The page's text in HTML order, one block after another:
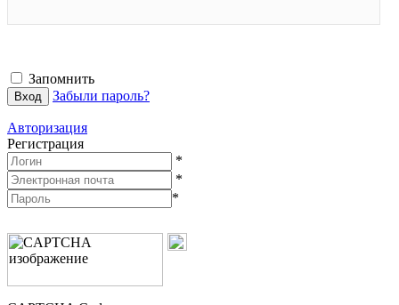
Запомнить
Забыли пароль?
Авторизация
Регистрация
*
*
*